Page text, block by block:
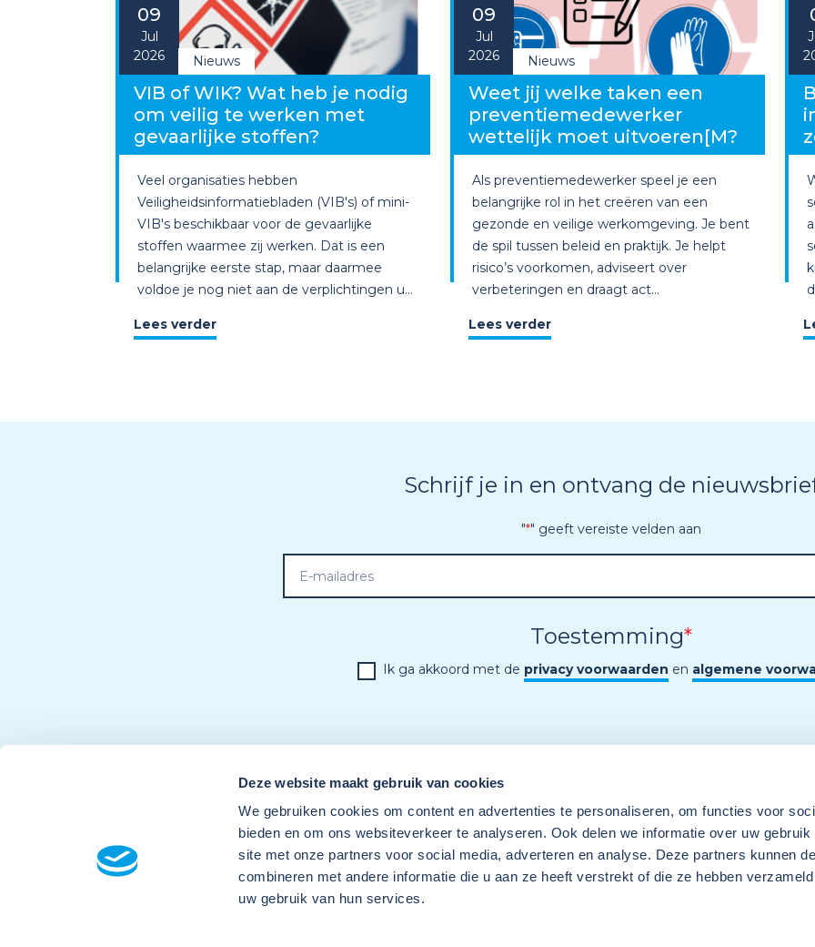
Deze website maakt gebruik van cookies
We gebruiken cookies om content en advertenties te personaliseren, om functies voor
bieden en om ons websiteverkeer te analyseren. Ook delen we informatie over uw gebruik
site met onze partners voor social media, adverteren en analyse. Deze partners kunnen
combineren met andere informatie die u aan ze heeft verstrekt of die ze hebben
uw gebruik van hun services.
09
Jul
2026
Nieuws
VIB of WIK? Wat heb je nodig
om veilig te werken met
gevaarlijke stoffen?
Veel organisaties hebben
Veiligheidsinformatiebladen (VIB's) of mini-
VIB's beschikbaar voor de gevaarlijke
stoffen waarmee zij werken. Dat is een
belangrijke eerste stap, maar daarmee
voldoe je nog niet aan de verplichtingen u...
Lees verder
09
Jul
2026
Nieuws
Weet jij welke taken een
preventiemedewerker
wettelijk moet uitvoeren[M?
Als preventiemedewerker speel je een
belangrijke rol in het creëren van een
gezonde en veilige werkomgeving. Je bent
de spil tussen beleid en praktijk. Je helpt
risico’s voorkomen, adviseert over
verbeteringen en draagt act...
Lees verder
Schrijf je in en ontvang de
"*" geeft vereiste velden aan
Toestemming*
Ik ga akkoord met de privacy voorwaarden en algemene